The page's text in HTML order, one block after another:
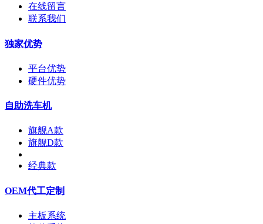
在线留言
联系我们
独家优势
平台优势
硬件优势
自助洗车机
旗舰A款
旗舰D款
经典款
OEM代工定制
主板系统